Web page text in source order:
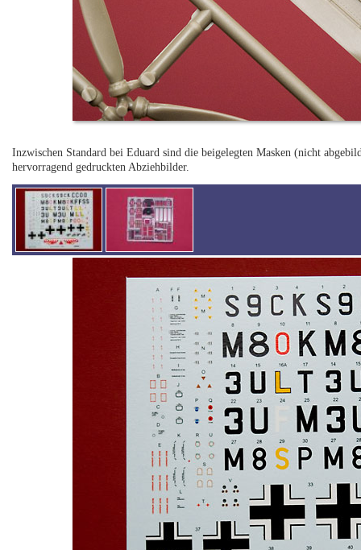
Inzwischen Standard bei Eduard sind die beigelegten Masken (nicht
hervorragend gedruckten Abziehbilder.